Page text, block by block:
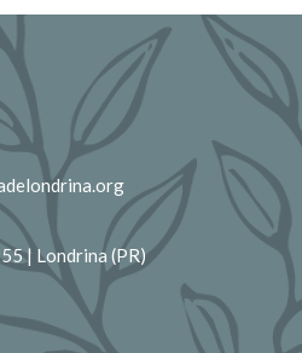
| Londrina (PR)